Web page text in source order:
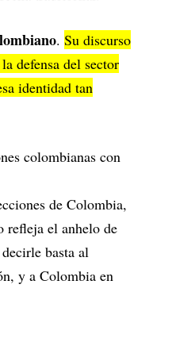
. Su discurso
defensa del sector
identidad tan
colombianas con
de Colombia,
refleja el anhelo de
basta al
y a Colombia en